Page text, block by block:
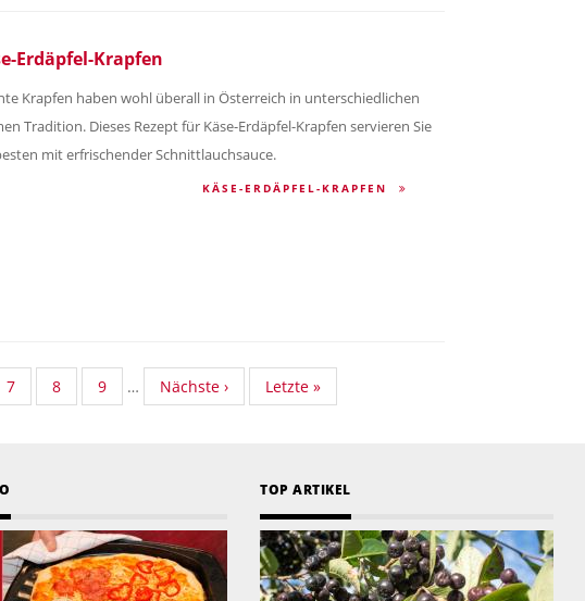
Erdäpfel-Krapfen
Krapfen haben wohl überall in Österreich in unterschiedlichen
Tradition. Dieses Rezept für Käse-Erdäpfel-Krapfen servieren Sie
mit erfrischender Schnittlauchsauce.
KÄSE-ERDÄPFEL-KRAPFEN
Standard
Taxonomy
7
Standard
Taxonomy
8
Standard
Taxonomy
9 …
Nächste
Seite
Nächste ›
Last
page
Letzte »
TOP ARTIKEL